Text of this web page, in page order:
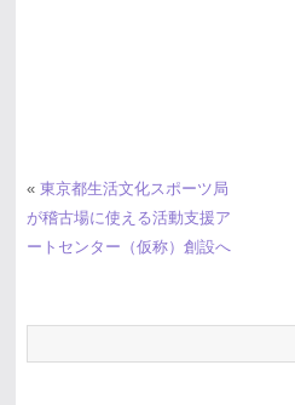
« 東京都生活文化スポーツ局
が稽古場に使える活動支援ア
ートセンター（仮称）創設へ